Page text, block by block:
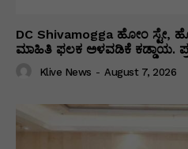
DC Shivamogga ಹೋಂ ಸ್ಟೇ,
ಮಾಹಿತಿ ಫಲಕ ಅಳವಡಿಕೆ ಕಡ್ಡಾಯ.
Klive News - August 7, 2026